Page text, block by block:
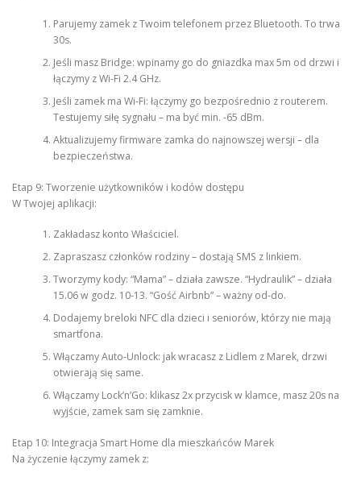
Parujemy zamek z Twoim telefonem przez Bluetooth. To trwa
30s.
Jeśli masz Bridge: wpinamy go do gniazdka max 5m od drzwi i
łączymy z Wi-Fi 2.4 GHz.
Jeśli zamek ma Wi-Fi: łączymy go bezpośrednio z routerem.
Testujemy siłę sygnału – ma być min. -65 dBm.
Aktualizujemy firmware zamka do najnowszej wersji – dla
bezpieczeństwa.
Etap 9: Tworzenie użytkowników i kodów dostępu
W Twojej aplikacji:
Zakładasz konto Właściciel.
Zapraszasz członków rodziny – dostają SMS z linkiem.
Tworzymy kody: “Mama” – działa zawsze. “Hydraulik” – działa
15.06 w godz. 10-13. “Gość Airbnb” – ważny od-do.
Dodajemy breloki NFC dla dzieci i seniorów, którzy nie mają
smartfona.
Włączamy Auto-Unlock: jak wracasz z Lidlem z Marek, drzwi
otwierają się same.
Włączamy Lock’n’Go: klikasz 2x przycisk w klamce, masz 20s na
wyjście, zamek sam się zamknie.
Etap 10: Integracja Smart Home dla mieszkańców Marek
Na życzenie łączymy zamek z: